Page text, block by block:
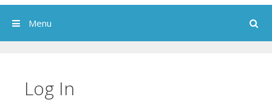
Search
Menu
Log In